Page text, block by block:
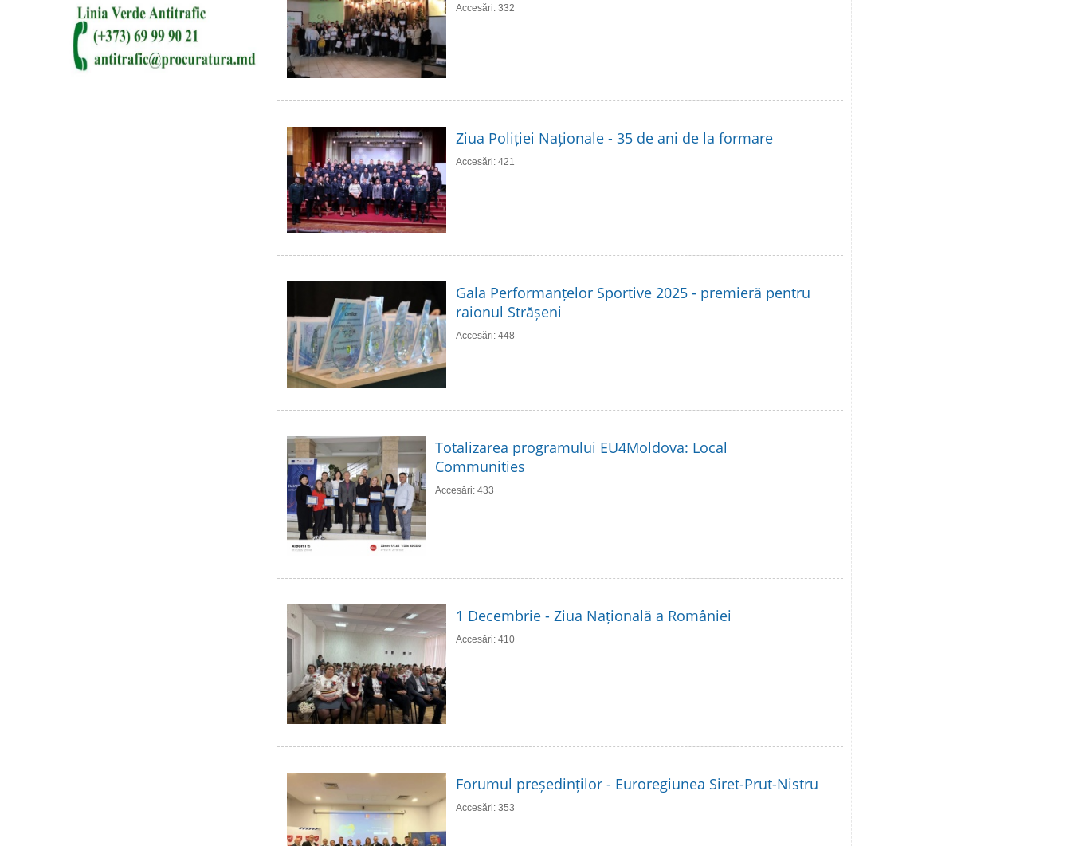
Accesări: 332
Ziua Poliției Naționale - 35 de ani de la formare
Accesări: 421
Gala Performanțelor Sportive 2025 - premieră pentru
raionul Strășeni
Accesări: 448
Totalizarea programului EU4Moldova: Local
Communities
Accesări: 433
1 Decembrie - Ziua Națională a României
Accesări: 410
Forumul președinților - Euroregiunea Siret-Prut-Nistru
Accesări: 353